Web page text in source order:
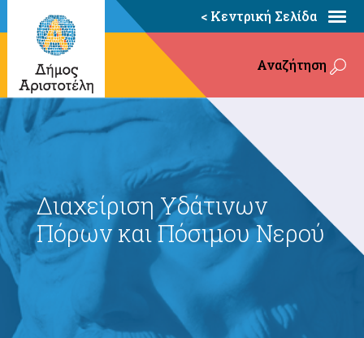
< Κεντρική Σελίδα
Αναζήτηση
Διαχείριση Υδάτινων
Πόρων και Πόσιμου Νερού